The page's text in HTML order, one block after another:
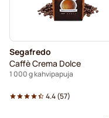
Delonghi-espressopavut
Segafredo
Caffè Crema Dolce
1 000 g kahvipapuja
4.4(57)